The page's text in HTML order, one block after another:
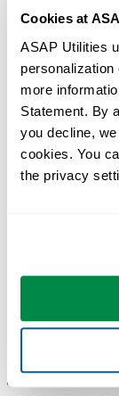
Cookies at
ASAP Utilities
more
Statement. By
you decline,
cookies. You
the privacy
Дополнительные